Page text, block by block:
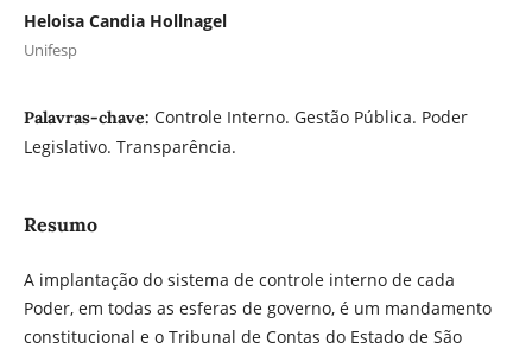
Heloisa Candia Hollnagel
Unifesp
Palavras-chave: Controle Interno. Gestão Pública. Poder
Legislativo. Transparência.
Resumo
A implantação do sistema de controle interno de cada
Poder, em todas as esferas de governo, é um mandamento
constitucional e o Tribunal de Contas do Estado de São